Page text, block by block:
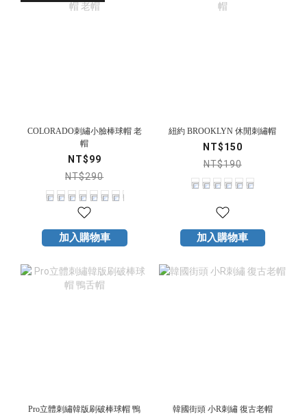
COLORADO刺繡小臉棒球帽 老
帽
NT$99
NT$290
加入購物車
紐約 BROOKLYN 休閒刺繡帽
NT$150
NT$190
加入購物車
Pro立體刺繡韓版刷破棒球帽 鴨
韓國街頭 小R刺繡 復古老帽